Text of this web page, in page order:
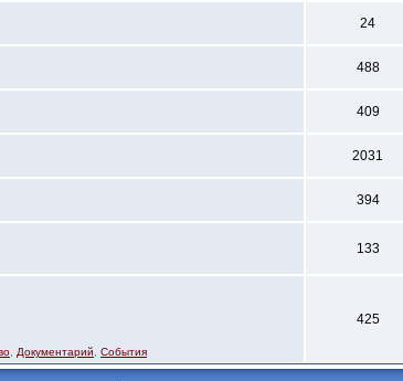
24
488
409
2031
394
133
Документарий События
425